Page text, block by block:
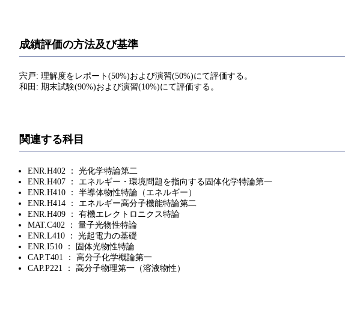
成績評価の方法及び基準
宍戸: 理解度をレポート(50%)および演習(50%)にて評価する。
和田: 期末試験(90%)および演習(10%)にて評価する。
関連する科目
ENR.H402 ： 光化学特論第二
ENR.H407 ： エネルギー・環境問題を指向する固体化学特論第一
ENR.H410 ： 半導体物性特論（エネルギー）
ENR.H414 ： エネルギー高分子機能特論第二
ENR.H409 ： 有機エレクトロニクス特論
MAT.C402 ： 量子光物性特論
ENR.L410 ： 光起電力の基礎
ENR.I510 ： 固体光物性特論
CAP.T401 ： 高分子化学概論第一
CAP.P221 ： 高分子物理第一（溶液物性）